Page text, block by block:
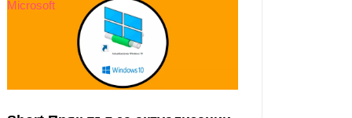
Microsoft